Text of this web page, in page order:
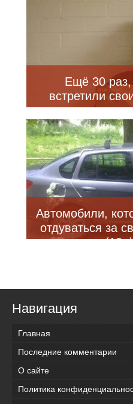
Ещё 30
встретили
самых
Автомобили,
отдуваться за
(18
Навигация
Главная
Последние комментарии
О сайте
Политика